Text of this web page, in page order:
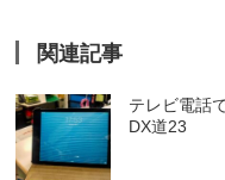
関連記事
テレビ電話
DX道23